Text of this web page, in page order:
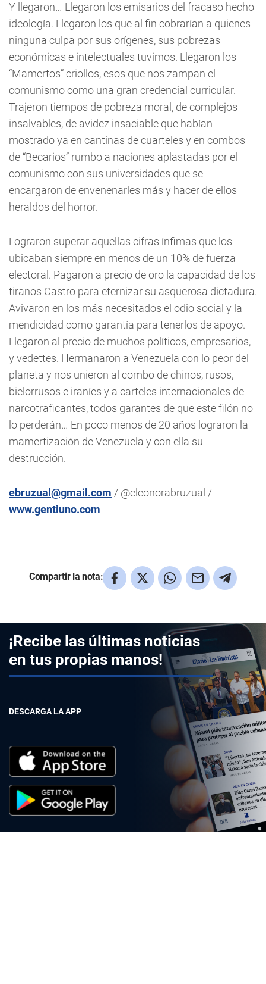
Y llegaron… Llegaron los emisarios del fracaso hecho
ideología. Llegaron los que al fin cobrarían a quienes
ninguna culpa por sus orígenes, sus pobrezas
económicas e intelectuales tuvimos. Llegaron los
“Mamertos” criollos, esos que nos zampan el
comunismo como una gran credencial curricular.
Trajeron tiempos de pobreza moral, de complejos
insalvables, de avidez insaciable que habían
mostrado ya en cantinas de cuarteles y en combos
de “Becarios” rumbo a naciones aplastadas por el
comunismo con sus universidades que se
encargaron de envenenarles más y hacer de ellos
heraldos del horror.
Lograron superar aquellas cifras ínfimas que los
ubicaban siempre en menos de un 10% de fuerza
electoral. Pagaron a precio de oro la capacidad de los
tiranos Castro para eternizar su asquerosa dictadura.
Avivaron en los más necesitados el odio social y la
mendicidad como garantía para tenerlos de apoyo.
Llegaron al precio de muchos políticos, empresarios,
y vedettes. Hermanaron a Venezuela con lo peor del
planeta y nos unieron al combo de chinos, rusos,
bielorrusos e iraníes y a carteles internacionales de
narcotraficantes, todos garantes de que este filón no
lo perderán… En poco menos de 20 años lograron la
mamertización de Venezuela y con ella su
destrucción.
ebruzual@gmail.com / @eleonorabruzual /
www.gentiuno.com
Compartir la nota:
¡Recibe las últimas noticias
en tus propias manos!
DESCARGA LA APP